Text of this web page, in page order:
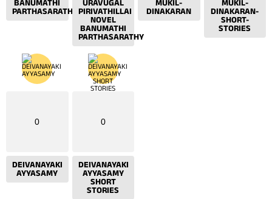
BANUMATHI
PARTHASARATHY
URAVUGAL
PIRIVATHILLAI
NOVEL
BANUMATHI
PARTHASARATHY
MUKIL-
DINAKARAN
MUKIL-
DINAKARAN-
SHORT-
STORIES
0
DEIVANAYAKI
AYYASAMY
0
DEIVANAYAKI
AYYASAMY
SHORT
STORIES